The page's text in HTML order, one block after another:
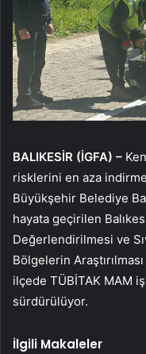
BALIKESİR (İGFA) –
risklerini en aza
Büyükşehir Belediye
hayata geçirilen
Değerlendirilmesi ve
Bölgelerin
ilçede TÜBİTAK MAM
sürdürülüyor.
İlgili Makaleler